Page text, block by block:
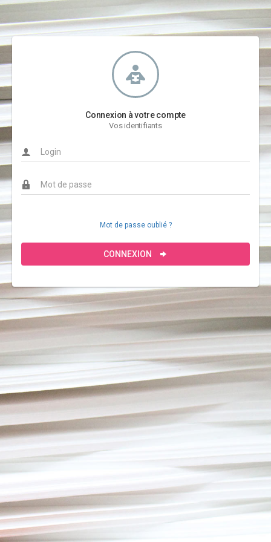
Connexion à votre compte
Vos identifiants
Mot de passe oublié ?
CONNEXION